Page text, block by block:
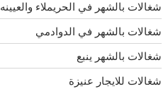
شغالات بالشهر في الحريملاء والعيينه
شغالات بالشهر في الدوادمي
شغالات بالشهر ينبع
شغالات للايجار عنيزة